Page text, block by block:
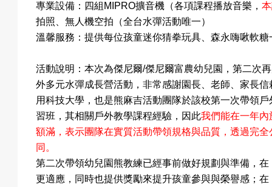
遊
戲
選
專業設備：四組MIPRO擴音機（各項課程播放音樂，
拍照、無人機空拍（全台水彈活動唯一）
溫馨服務：提供每位孩童迷你猜拳玩具、森永嗨啾軟
活動說明：本次為傑尼爾/傑尼爾富農幼兒園，第二次
外多元水彈成長營活動，非常感謝園長、老師、家長
用科技大學，也是熊麻吉活動團隊於該校第一次帶領
習班，其相關戶外教學課程經驗，因此我們能在一年
額滿，表示團隊在實質活動帶領規格與品質，透過完
同。
第二次帶領幼兒園熊教練已經事前做好規劃與準備，
更適應，同時也提供獎勵來提升孩童參與與榮譽感；